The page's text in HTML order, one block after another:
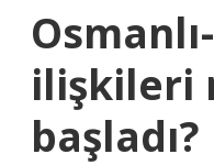
ilişkileri
başladı?